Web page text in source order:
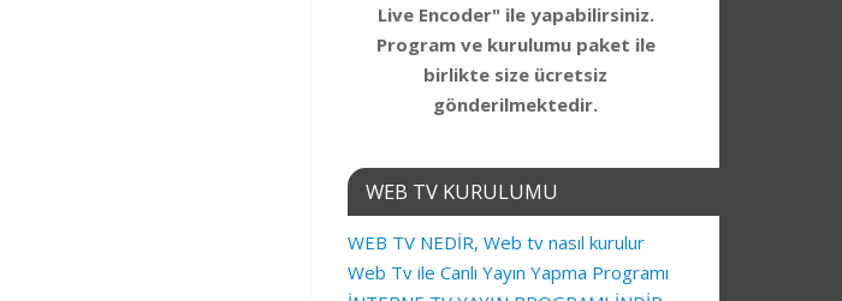
Live Encoder" ile yapabilirsiniz.
Program ve kurulumu paket ile
birlikte size ücretsiz
gönderilmektedir.
WEB TV KURULUMU
WEB TV NEDİR, Web tv nasıl kurulur
Web Tv ile Canlı Yayın Yapma Programı